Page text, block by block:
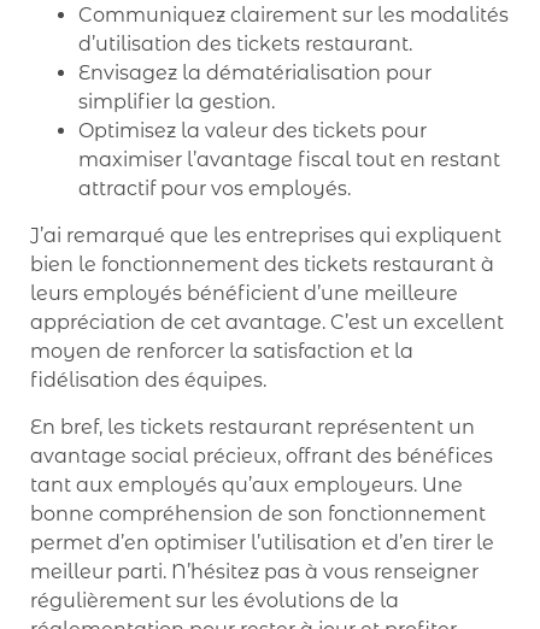
Communiquez clairement sur les modalités
d’utilisation des tickets restaurant.
Envisagez la dématérialisation pour
simplifier la gestion.
Optimisez la valeur des tickets pour
maximiser l’avantage fiscal tout en restant
attractif pour vos employés.
J’ai remarqué que les entreprises qui expliquent
bien le fonctionnement des tickets restaurant à
leurs employés bénéficient d’une meilleure
appréciation de cet avantage. C’est un excellent
moyen de renforcer la satisfaction et la
fidélisation des équipes.
En bref, les tickets restaurant représentent un
avantage social précieux, offrant des bénéfices
tant aux employés qu’aux employeurs. Une
bonne compréhension de son fonctionnement
permet d’en optimiser l’utilisation et d’en tirer le
meilleur parti. N’hésitez pas à vous renseigner
régulièrement sur les évolutions de la